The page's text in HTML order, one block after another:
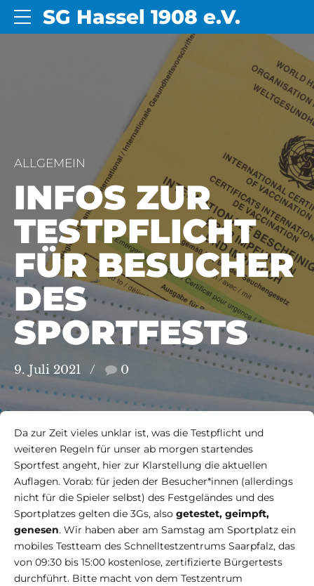
SG Hassel 1908 e.V.
Eisenberg
ALLGEMEIN
INFOS ZUR
TESTPFLICHT
FÜR BESUCHER
DES
SPORTFESTS
9. Juli 2021 0
Da zur Zeit vieles unklar ist, was die Testpflicht und
weiteren Regeln für unser ab morgen startendes
Sportfest angeht, hier zur Klarstellung die aktuellen
Auflagen. Vorab: für jeden der Besucher*innen (allerdings
nicht für die Spieler selbst) des Festgeländes und des
Sportplatzes gelten die 3Gs, also getestet, geimpft,
genesen. Wir haben aber am Samstag am Sportplatz ein
mobiles Testteam des Schnelltestzentrums Saarpfalz, das
von 09:30 bis 15:00 kostenlose, zertifizierte Bürgertests
durchführt. Bitte macht von dem Testzentrum